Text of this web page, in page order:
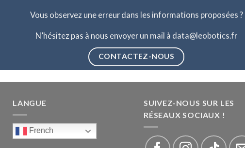
Vous observez une erreur dans les informations proposées ?
N’hésitez pas à nous envoyer un mail à data@leobotics.fr
CONTACTEZ-NOUS
LANGUE
French
SUIVEZ-NOUS SUR LES
RÉSEAUX SOCIAUX !